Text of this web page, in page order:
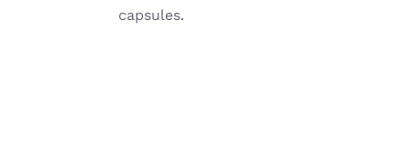
capsules.